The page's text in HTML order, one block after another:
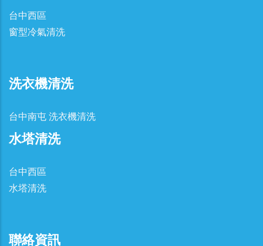
台中西區
窗型冷氣清洗
洗衣機清洗
台中南屯 洗衣機清洗
水塔清洗
台中西區
水塔清洗
聯絡資訊